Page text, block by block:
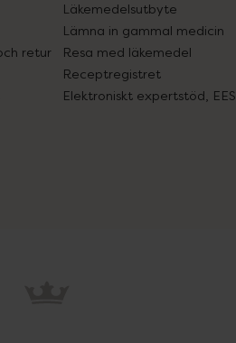
retur
Läkemedelsutbyte
Lämna in gammal medicin
Resa med läkemedel
Receptregistret
Elektroniskt expertstöd, EES